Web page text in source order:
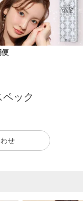
便
ペック
せ